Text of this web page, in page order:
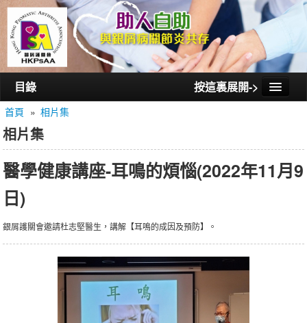
目錄 按這裏展開->
首頁
認識銀屑護關會
認識銀屑關節炎
會員通訊
首頁 » 相片集
相片集
醫學健康講座-耳鳴的煩惱(2022年11月9
日)
銀屑護關會邀請杜志堅醫生，講解【耳鳴的成因及預防】。